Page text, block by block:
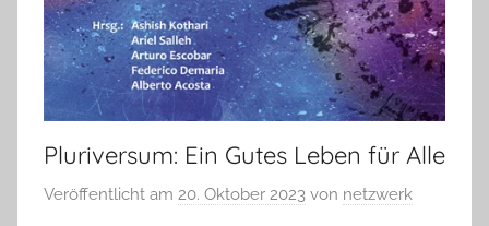
Pluriversum: Ein Gutes Leben für Alle
Veröffentlicht am 20. Oktober 2023 von netzwerk